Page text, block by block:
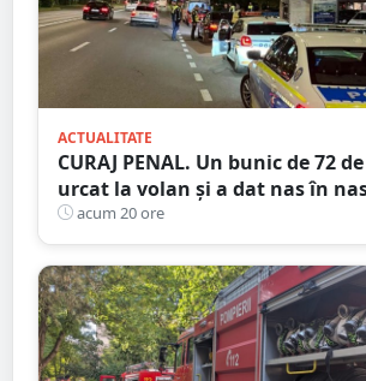
ACTUALITATE
CURAJ PENAL. Un bunic de 72
urcat la volan și a dat nas în
Satu Mare
acum 20 ore